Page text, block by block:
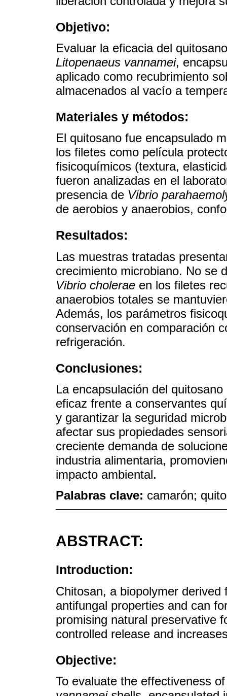
Objetivo:
Evaluar la eficacia del
Litopenaeus vannamei,
aplicado como recubrimiento
almacenados al vacío a
Materiales y métodos:
El quitosano fue encapsulado
los filetes como película
fisicoquímicos (textura,
fueron analizadas en el
presencia de Vibrio
de aerobios y anaerobios,
Resultados:
Las muestras tratadas
crecimiento microbiano. No se
Vibrio cholerae en los filetes
anaerobios totales se
Además, los parámetros
conservación en comparación
refrigeración.
Conclusiones:
La encapsulación del
eficaz frente a conservantes
y garantizar la seguridad
afectar sus propiedades
creciente demanda de
industria alimentaria,
impacto ambiental.
Palabras clave: camarón;
ABSTRACT:
Introduction:
Chitosan, a biopolymer
antifungal properties and can
promising natural preservative
controlled release and
Objective:
To evaluate the effectiveness